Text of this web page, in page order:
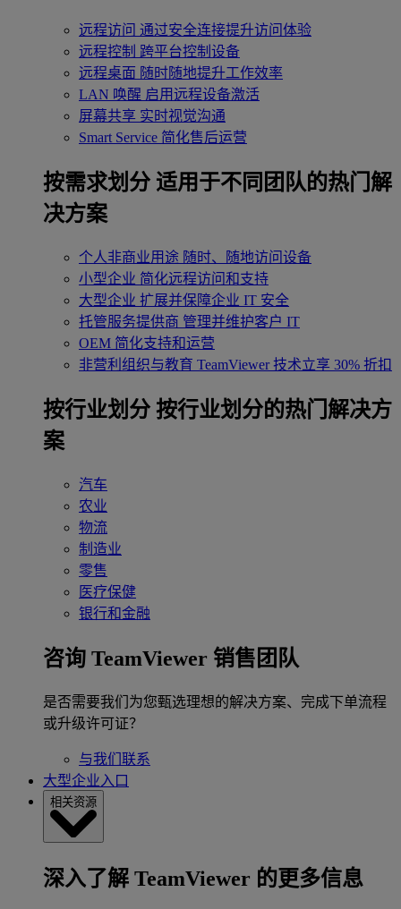
远程访问 通过安全连接提升访问体验
远程控制 跨平台控制设备
远程桌面 随时随地提升工作效率
LAN 唤醒 启用远程设备激活
屏幕共享 实时视觉沟通
Smart Service 简化售后运营
按需求划分 适用于不同团队的热门解
决方案
个人非商业用途 随时、随地访问设备
小型企业 简化远程访问和支持
大型企业 扩展并保障企业 IT 安全
托管服务提供商 管理并维护客户 IT
OEM 简化支持和运营
非营利组织与教育 TeamViewer 技术立享 30% 折扣
‌按行业划分 按行业划分的热门解决方
案
汽车
农业
物流
制造业
零售
医疗保健
银行和金融
咨询 TeamViewer 销售团队
是否需要我们为您甄选理想的解决方案、完成下单流程
或升级许可证？
与我们联系
大型企业入口
相关资源
深入了解 TeamViewer 的更多信息